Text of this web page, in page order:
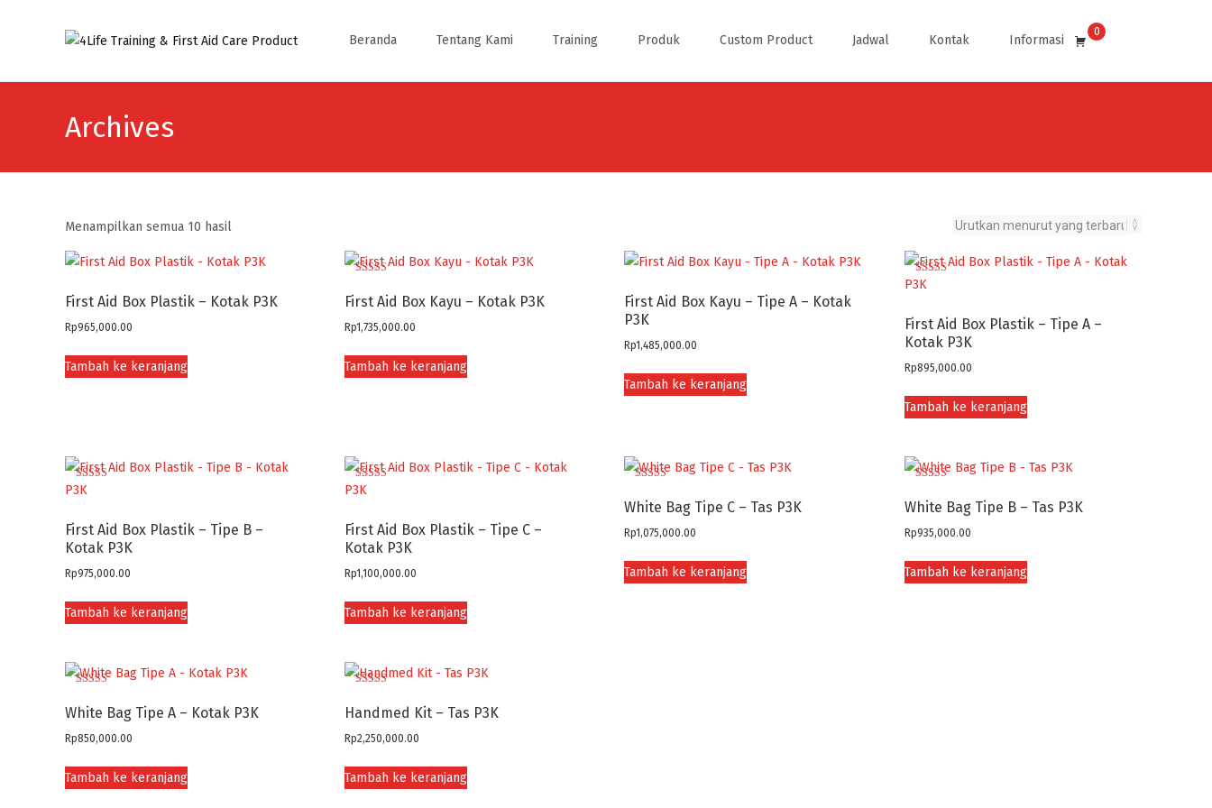
Beranda Tentang Kami Training Produk Custom Product Jadwal Kontak Informasi
0
Archives
Menampilkan semua 10 hasil
yang
terbaru
First Aid Box Plastik – Kotak P3K
Rp965,000.00
Tambah ke keranjang
First Aid Box Kayu – Kotak P3K
5.00
dari 5
Rp1,735,000.00
Tambah ke keranjang
First Aid Box Kayu – Tipe A – Kotak
P3K
Rp1,485,000.00
Tambah ke keranjang
First Aid Box Plastik – Tipe A –
Kotak P3K
Dinilai
Rp895,000.00
Tambah ke keranjang
First Aid Box Plastik – Tipe B –
Kotak P3K
Dinilai
Rp975,000.00
Tambah ke keranjang
First Aid Box Plastik – Tipe C –
Kotak P3K
Dinilai
Rp1,100,000.00
Tambah ke keranjang
White Bag Tipe C – Tas P3K
5.00
dari 5
Rp1,075,000.00
Tambah ke keranjang
White Bag Tipe B – Tas P3K
4.50
dari 5
Rp935,000.00
Tambah ke keranjang
White Bag Tipe A – Kotak P3K
5.00
dari 5
Rp850,000.00
Tambah ke keranjang
Handmed Kit – Tas P3K
dari 5
Rp2,250,000.00
Tambah ke keranjang